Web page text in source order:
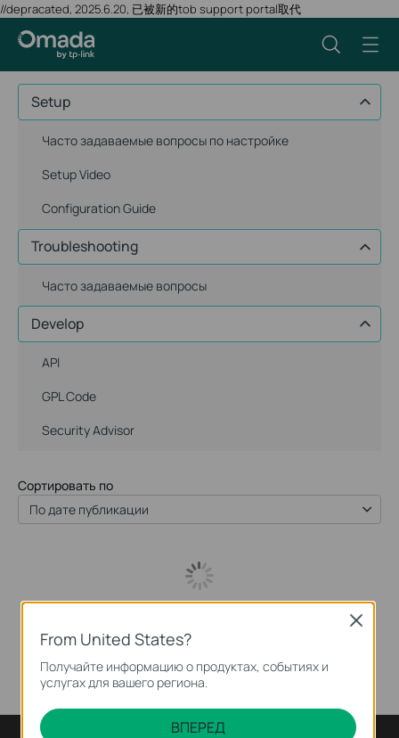
//depracated, 2025.6.20, 已被新的tob support portal取代
Setup
Часто задаваемые вопросы по настройке
Setup Video
Configuration Guide
Troubleshooting
Часто задаваемые вопросы
Develop
API
GPL Code
Security Advisor
Сортировать по
По дате публикации
From United States?
Получайте информацию о продуктах, событиях и
услугах для вашего региона.
ВПЕРЕД
Close